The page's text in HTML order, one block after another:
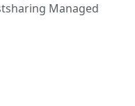
Managed